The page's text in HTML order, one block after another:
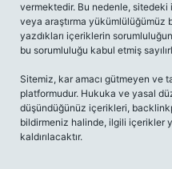
vermektedir. Bu nedenle,
veya araştırma yükümlülüğümüz
yazdıkları içeriklerin
bu sorumluluğu kabul etmiş
Sitemiz, kar amacı gütmeyen ve
platformudur. Hukuka ve yasal
düşündüğünüz içerikleri,
bildirmeniz halinde, ilgili içerikler
kaldırılacaktır.